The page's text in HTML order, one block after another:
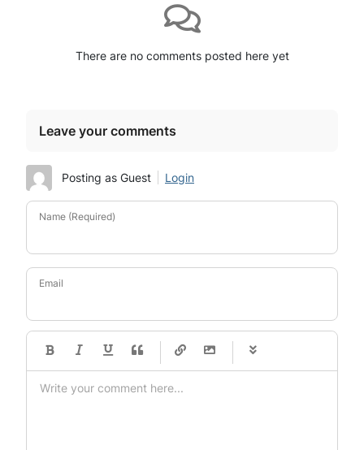
There are no comments posted here yet
Leave your comments
Posting as Guest Login
Name (Required)
Email
-
-
-
-